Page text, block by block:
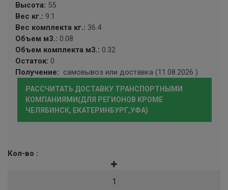
WINDPOWER
FORWARD
ВОЛТАЙР
KINGSTAR
GOLDSTONE
Высота: 55
Вес кг.: 9.1
Вес комплекта кг.: 36.4
Объем м3.: 0.08
Объем комплекта м3.: 0.32
Остаток: 0
Получение: самовывоз или доставка (11.08.2026 )
РАССЧИТАТЬ ДОСТАВКУ ТРАНСПОРТНЫМИ
КОМПАНИЯМИ(ДЛЯ РЕГИОНОВ КРОМЕ
ЧЕЛЯБИНСК, ЕКАТЕРИНБУРГ,УФА)
Кол-во :